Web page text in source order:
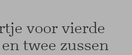
voor vierde
twee zussen